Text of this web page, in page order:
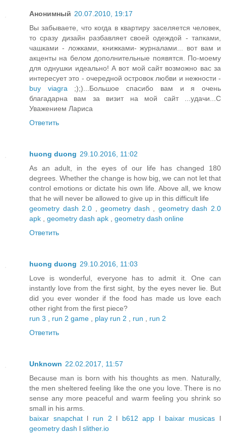
Анонимный 20.07.2010, 19:17
Вы забываете, что когда в квартиру заселяется человек,
то сразу дизайн разбавляет своей одеждой - тапками,
чашками - ложками, книжками- журналами... вот вам и
акценты на белом дополнительные появятся. По-моему
для однушки идеально! А вот мой сайт возможно вас за
интересует это - очередной островок любви и нежности -
buy viagra ;);)...Большое спасибо вам и я очень
благадарна вам за визит на мой сайт ...удачи...С
Уважением Лариса
Ответить
huong duong 29.10.2016, 11:02
As an adult, in the eyes of our life has changed 180
degrees. Whether the change is how big, we can not let that
control emotions or dictate his own life. Above all, we know
that he will never be allowed to give up in this difficult life
geometry dash 2.0 ,geometry dash
geometry dash 2.0
apk
geometry dash apk
geometry dash online
Ответить
huong duong 29.10.2016, 11:03
Love is wonderful, everyone has to admit it. One can
instantly love from the first sight, by the eyes never lie. But
did you ever wonder if the food has made us love each
other right from the first piece?
run 3
run 2 game play run 2 run
run 2
Ответить
Unknown 22.02.2017, 11:57
Because man is born with his thoughts as men. Naturally,
the men sheltered feeling like the one you love. There is no
sense any more peaceful and warm feeling you shrink so
small in his arms.
baixar snapchatl run 2 l b612 app l baixar musicas l
geometry dash l slither.io